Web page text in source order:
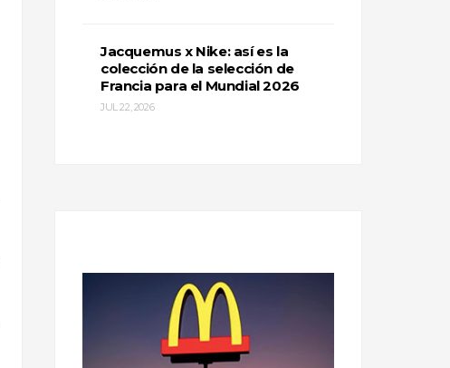
Jacquemus x Nike: así es la
colección de la selección de
Francia para el Mundial 2026
JUL 22, 2026